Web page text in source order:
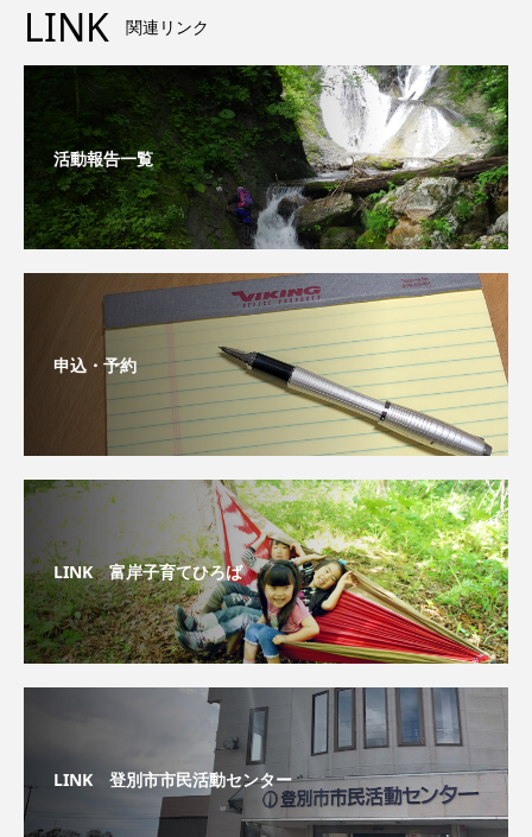
LINK 関連リンク
活動報告一覧
申込・予約
LINK 富岸子育てひろば
LINK 登別市市民活動センター